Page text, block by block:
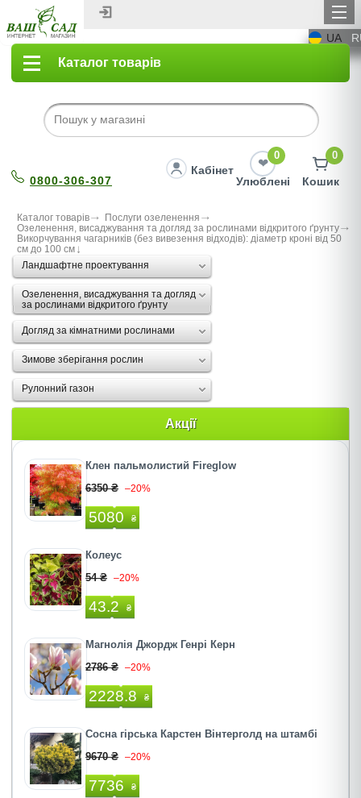
UA
Каталог товарів
0800-306-307
Кабінет
0
Улюблені
0
Кошик
Каталог товарів
Послуги озеленення
Озеленення, висаджування та догляд за рослинами відкритого ґрунту
Викорчування чагарників (без вивезення відходів): діаметр кроні від 50
см до 100 см
Ландшафтне проектування
Озеленення, висаджування та догляд
за рослинами відкритого ґрунту
Догляд за кімнатними рослинами
Зимове зберігання рослин
Рулонний газон
Акції
Клен пальмолистий Fireglow
6350 ₴ –20%
5080 ₴
Колеус
54 ₴ –20%
43.2 ₴
Магнолія Джордж Генрі Керн
2786 ₴ –20%
2228.8 ₴
Сосна гірська Карстен Вінтерголд на штамбі
9670 ₴ –20%
7736 ₴